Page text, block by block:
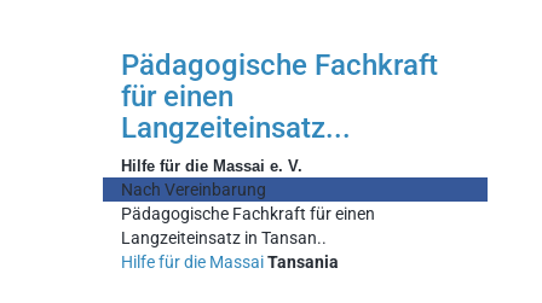
Pädagogische Fachkraft
für einen
Langzeiteinsatz...
Hilfe für die Massai e. V.
Nach Vereinbarung
Pädagogische Fachkraft für einen
Langzeiteinsatz in Tansan..
Hilfe für die MassaiTansania